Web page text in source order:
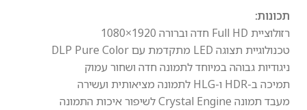
תכונות:
רזולוציית Full HD חדה וברורה 1920×1080
טכנולוגיית תצוגה LED מתקדמת עם DLP Pure Color
ניגודיות גבוהה במיוחד לתמונה חדה ושחור עמוק
תמיכה ב-HDR ו-HLG לתמונה מציאותית ועשירה
מעבד תמונה Crystal Engine לשיפור איכות התמונה